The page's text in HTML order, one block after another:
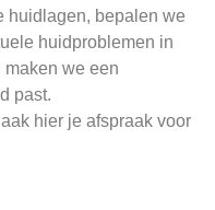
huidlagen, bepalen we
huidproblemen in
maken we een
past.
hier je afspraak voor